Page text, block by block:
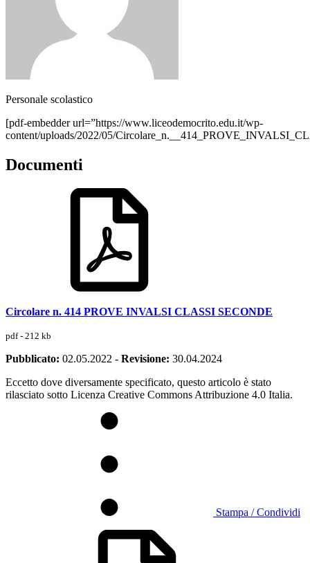
Personale scolastico
[pdf-embedder url=”https://www.liceodemocrito.edu.it/wp-
content/uploads/2022/05/
Documenti
Circolare n. 414 PROVE INVALSI CLASSI SECONDE
pdf - 212 kb
Pubblicato: 02.05.2022 - Revisione: 30.04.2024
Eccetto dove diversamente specificato, questo articolo è stato
rilasciato sotto Licenza Creative Commons Attribuzione 4.0 Italia.
Stampa / Condividi